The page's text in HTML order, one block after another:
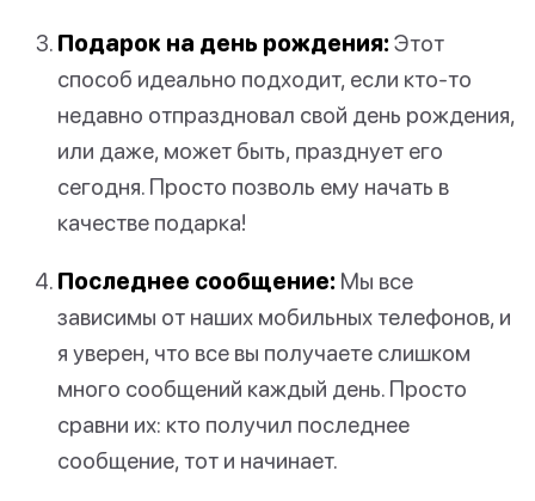
Подарок на день рождения: Этот
способ идеально подходит, если кто-то
недавно отпраздновал свой день рождения,
или даже, может быть, празднует его
сегодня. Просто позволь ему начать в
качестве подарка!
Последнее сообщение: Мы все
зависимы от наших мобильных телефонов, и
я уверен, что все вы получаете слишком
много сообщений каждый день. Просто
сравни их: кто получил последнее
сообщение, тот и начинает.